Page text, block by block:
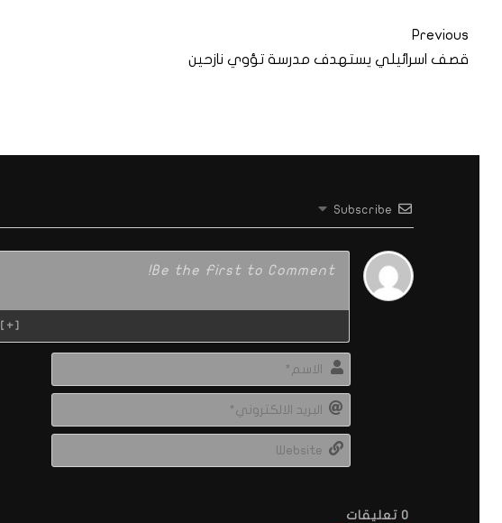
Previous
قصف اسرائيلي يستهدف مدرسة تؤوي نازحين
Subscribe
[+]
0 تعليقات